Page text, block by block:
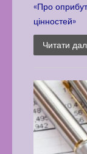
«Про
цінностей»
Читати